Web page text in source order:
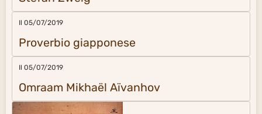
Il 05/07/2019
Proverbio giapponese
Il 05/07/2019
Omraam Mikhaël Aïvanhov